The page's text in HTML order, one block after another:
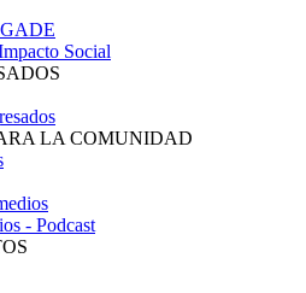
Social
LA COMUNIDAD
- Podcast